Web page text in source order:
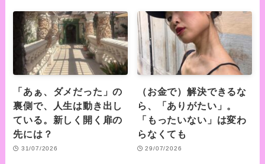
「あぁ、ダメだった」の
裏側で、人生は動き出し
ている。新しく開く扉の
先には？
31/07/2026
（お金で）解決できるな
ら、「ありがたい」。
「もったいない」は変わ
らなくても
29/07/2026